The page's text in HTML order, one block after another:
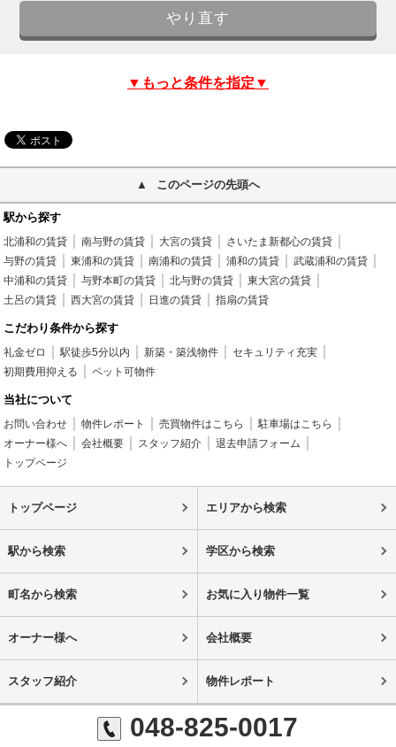
▼もっと条件を指定▼
このページの先頭へ
駅から探す
北浦和の賃貸 南与野の賃貸 大宮の賃貸
さいたま新都心の賃貸
与野の賃貸
東浦和の賃貸 南浦和の賃貸 浦和の賃貸
武蔵浦和の賃貸
中浦和の賃貸
与野本町の賃貸 北与野の賃貸
東大宮の賃貸
土呂の賃貸
西大宮の賃貸 日進の賃貸 指扇の賃貸
こだわり条件から探す
礼金ゼロ 駅徒歩5分以内 新築・築浅物件
セキュリティ充実
初期費用抑える
ペット可物件
当社について
お問い合わせ 物件レポート 売買物件はこちら
駐車場はこちら
オーナー様へ
会社概要 スタッフ紹介
退去申請フォーム
トップページ
トップページ エリアから検索
駅から検索 学区から検索
町名から検索 お気に入り物件一覧
オーナー様へ 会社概要
スタッフ紹介 物件レポート
048-825-0017